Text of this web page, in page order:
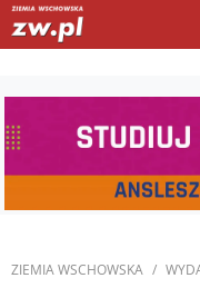
ZIEMIA WSCHOWSKA